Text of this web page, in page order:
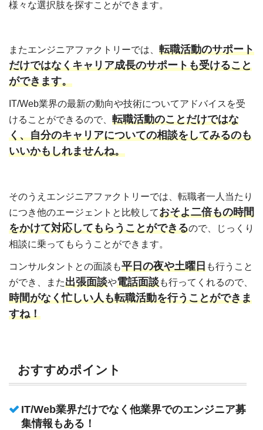
様々な選択肢を探すことができます。
またエンジニアファクトリーでは、 転職活動のサポート
だけではなくキャリア成長のサポートも受けること
ができます。
IT/Web業界の最新の動向や技術についてアドバイスを受
けることができるので、 転職活動のことだけではな
く、自分のキャリアについての相談をしてみるのも
いいかもしれませんね。
そのうえエンジニアファクトリーでは、転職者一人当たり
につき他のエージェントと比較しておそよ二倍もの時間
をかけて対応してもらうことができるので、じっくり
相談に乗ってもらうことができます。
コンサルタントとの面談も平日の夜や土曜日も行うこと
ができ、また出張面談や電話面談も行ってくれるので、
時間がなく忙しい人も転職活動を行うことができま
すね！
おすすめポイント
IT/Web業界だけでなく他業界でのエンジニア募
集情報もある！